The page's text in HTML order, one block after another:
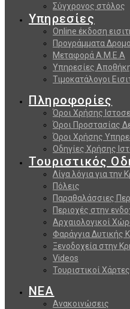
Σύγχρονος στόλος
Υπηρεσίες
Online έκδοση
Προγράμματα
Μεταφορά Α.Μ.Ε.Α
Υπηρεσίες
Τιμοκατάλογοι
Πληροφορίες
Όροι Χρήσης
Όροι Προστασίας
Όροι Χρήσης
Οδηγίες Χρήσης
Τουριστικός
Λίγα λόγια για την
Πόλεις
Παραθαλάσσιες
Περιοχές στην
Αρχαιολογικοί
Φαράγγια Δυτικής
Ξενοδοχεία στην
Videos
Τουριστικοί Χάρτες
ΝΕΑ
Ανακοινώσεις